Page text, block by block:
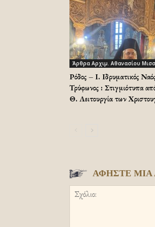
Άρθρα Αρχιμ. Αθανασίου
Ρόδος – Ι. Ιδρυματικός
Τρύφωνος : Στιγμιότυπα
Θ. Λειτουργία των
ΑΦΗΣΤΕ